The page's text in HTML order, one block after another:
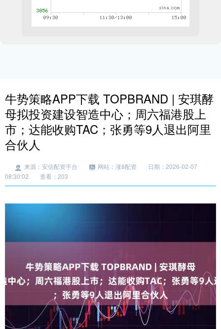
牛势策略APP下载 TOPBRAND | 安琪酵
母拟投资建设智造中心；周六福港股上
市；达能收购TAC；张勇等9人退出阿里
合伙人
来源：安信配资平台 网站：涨8配资
日期：2026-02-07
08:30:02
查看：203